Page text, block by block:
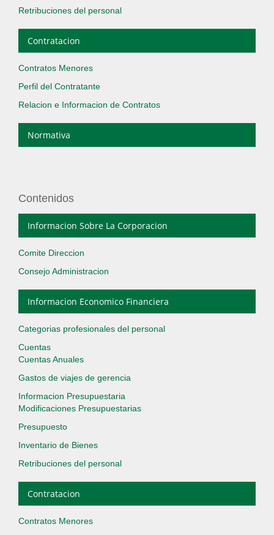
Retribuciones del personal
Contratacion
Contratos Menores
Perfil del Contratante
Relacion e Informacion de Contratos
Normativa
Contenidos
Informacion Sobre La Corporacion
Comite Direccion
Consejo Administracion
Informacion Economico Financiera
Categorias profesionales del personal
Cuentas
Cuentas Anuales
Gastos de viajes de gerencia
Informacion Presupuestaria
Modificaciones Presupuestarias
Presupuesto
Inventario de Bienes
Retribuciones del personal
Contratacion
Contratos Menores